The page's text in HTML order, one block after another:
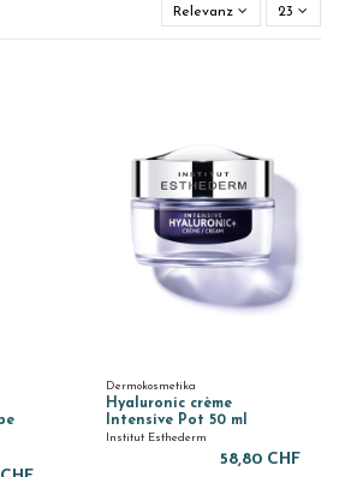
Relevanz 23
Dermokosmetika
Hyaluronic crème
Intensive Pot 50 ml
Institut Esthederm
58,80 CHF